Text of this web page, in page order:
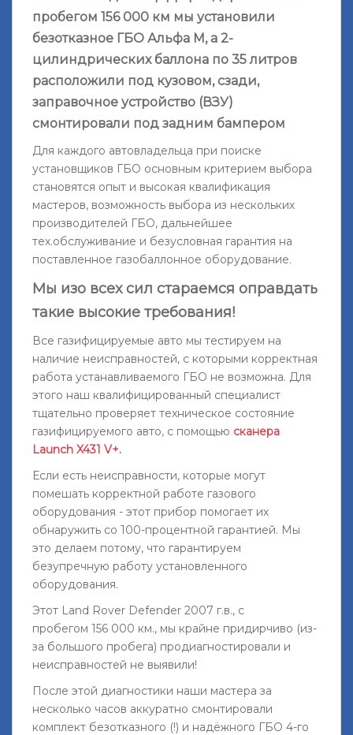
пробегом 156 000 км мы установили
безотказное ГБО Альфа М, а 2-
цилиндрических баллона по 35 литров
расположили под кузовом, сзади,
заправочное устройство (ВЗУ)
смонтировали под задним бампером
Для каждого автовладельца при поиске
установщиков ГБО основным критерием выбора
становятся опыт и высокая квалификация
мастеров, возможность выбора из нескольких
производителей ГБО, дальнейшее
тех.обслуживание и безусловная гарантия на
поставленное газобаллонное оборудование.
Мы изо всех сил стараемся оправдать
такие высокие требования!
Все газифицируемые авто мы тестируем на
наличие неисправностей, с которыми корректная
работа устанавливаемого ГБО не возможна. Для
этого наш квалифицированный специалист
тщательно проверяет техническое состояние
газифицируемого авто, с помощью сканера
Launch X431 V+.
Если есть неисправности, которые могут
помешать корректной работе газового
оборудования - этот прибор помогает их
обнаружить со 100-процентной гарантией. Мы
это делаем потому, что гарантируем
безупречную работу установленного
оборудования.
Этот Land Rover Defender 2007 г.в., с
пробегом 156 000 км., мы крайне придирчиво (из-
за большого пробега) продиагностировали и
неисправностей не выявили!
После этой диагностики наши мастера за
несколько часов аккуратно смонтировали
комплект безотказного (!) и надёжного ГБО 4-го